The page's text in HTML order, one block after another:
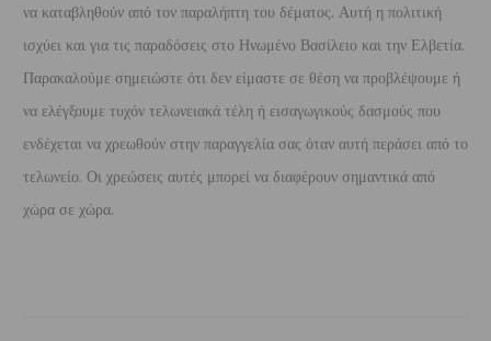
να καταβληθούν από τον παραλήπτη του δέματος. Αυτή η πολιτική
ισχύει και για τις παραδόσεις στο Ηνωμένο Βασίλειο και την Ελβετία.
Παρακαλούμε σημειώστε ότι δεν είμαστε σε θέση να προβλέψουμε ή
να ελέγξουμε τυχόν τελωνειακά τέλη ή εισαγωγικούς δασμούς που
ενδέχεται να χρεωθούν στην παραγγελία σας όταν αυτή περάσει από το
τελωνείο. Οι χρεώσεις αυτές μπορεί να διαφέρουν σημαντικά από
χώρα σε χώρα.